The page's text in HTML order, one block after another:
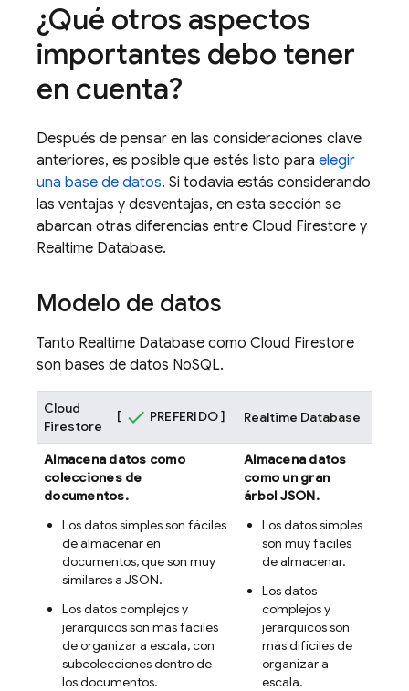
¿Qué otros aspectos
importantes debo tener
en cuenta?
Después de pensar en las consideraciones clave
anteriores, es posible que estés listo para elegir
una base de datos. Si todavía estás considerando
las ventajas y desventajas, en esta sección se
abarcan otras diferencias entre Cloud Firestore y
Realtime Database.
Modelo de datos
Tanto Realtime Database como Cloud Firestore
son bases de datos NoSQL.
Cloud
Firestore
[ PREFERIDO ] Realtime Database
Almacena datos como
colecciones de
documentos.
Los datos simples son fáciles
de almacenar en
documentos, que son muy
similares a JSON.
Los datos complejos y
jerárquicos son más fáciles
de organizar a escala, con
subcolecciones dentro de
los documentos.
Almacena datos
como un gran
árbol JSON.
Los datos simples
son muy fáciles
de almacenar.
Los datos
complejos y
jerárquicos son
más difíciles de
organizar a
escala.